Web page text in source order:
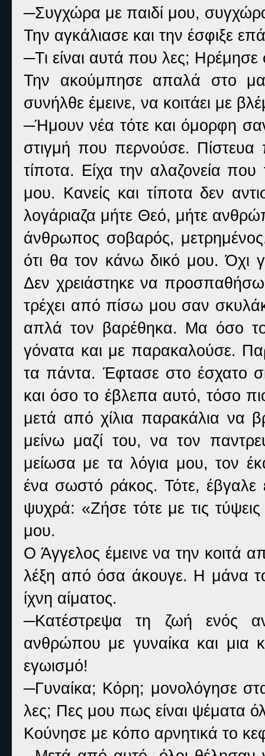
─Συγχώρα με παιδί μου,
Την αγκάλιασε και την έσφιξε
─Τι είναι αυτά που λες;
Την ακούμπησε απαλά στο
συνήλθε έμεινε, να κοιτάει με
─Ήμουν νέα τότε και όμορφη
στιγμή που περνούσε.
τίποτα. Είχα την αλαζονεία
μου. Κανείς και τίποτα δεν
λογάριαζα μήτε Θεό, μήτε
άνθρωπος σοβαρός,
ότι θα τον κάνω δικό μου. Όχι
Δεν χρειάστηκε να
τρέχει από πίσω μου σαν
απλά τον βαρέθηκα. Μα όσο
γόνατα και με παρακαλούσε.
τα πάντα. Έφτασε στο έσχατο
και όσο το έβλεπα αυτό, τόσο
μετά από χίλια παρακάλια να
μείνω μαζί του, να τον
μείωσα με τα λόγια μου, τον
ένα σωστό ράκος. Τότε,
ψυχρά: «Ζήσε τότε με τις
μου.
Ο Άγγελος έμεινε να την κοιτά
λέξη από όσα άκουγε. Η μάνα
ίχνη αίματος.
─Κατέστρεψα τη ζωή ενός
ανθρώπου με γυναίκα και μια
εγωισμό!
─Γυναίκα; Κόρη; μονολόγησε
λες; Πες μου πως είναι ψέματα
Κούνησε με κόπο αρνητικά το